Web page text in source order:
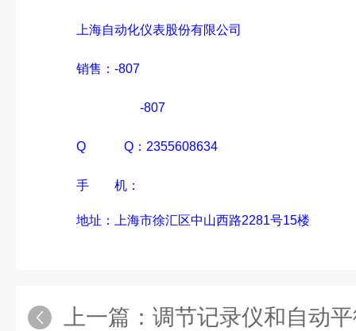
上海自动化仪表股份有限公司
销售：-807
-807
Q Q：2355608634
手 机：
地址：上海市徐汇区中山西路2281号15楼
上一篇： 调节记录仪和自动